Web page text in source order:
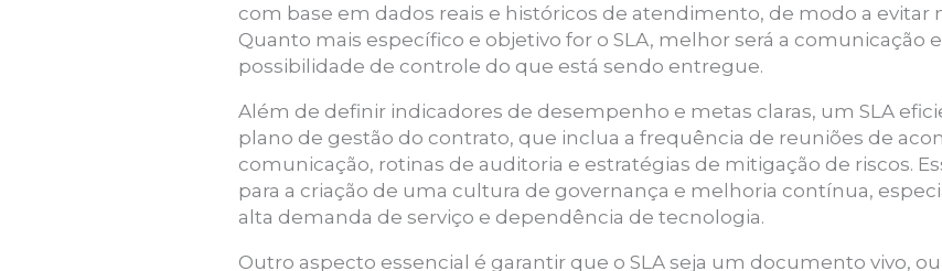
com base em dados reais e históricos de atendimento, de modo a evitar
Quanto mais específico e objetivo for o SLA, melhor será a comunicação
possibilidade de controle do que está sendo entregue.
Além de definir indicadores de desempenho e metas claras, um SLA
plano de gestão do contrato, que inclua a frequência de reuniões de
comunicação, rotinas de auditoria e estratégias de mitigação de riscos.
para a criação de uma cultura de governança e melhoria contínua,
alta demanda de serviço e dependência de tecnologia.
Outro aspecto essencial é garantir que o SLA seja um documento vivo,